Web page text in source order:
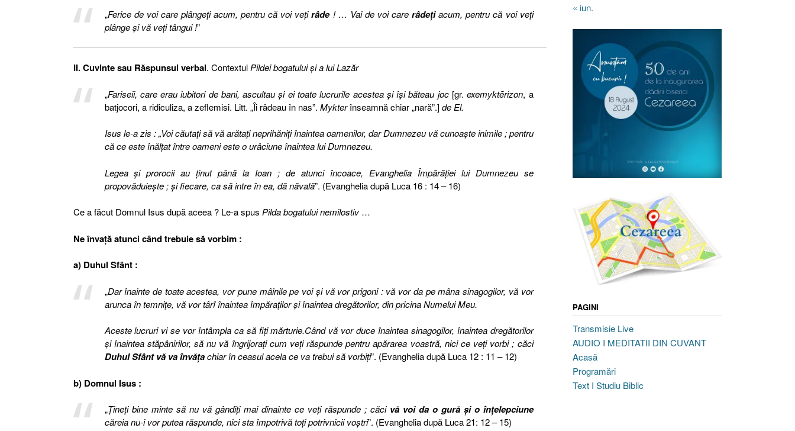
„Ferice de voi care plângeţi acum, pentru că voi veţirâde! … Vai de voi carerâdeţiacum, pentru că voi veţi
plânge şi vă veţi tângui !”
II. Cuvinte sau Răspunsul verbal. Contextul Pildei bogatului şi a lui Lazăr
„Fariseii, care erau iubitori de bani, ascultau şi ei toate lucrurile acestea şi îşi băteau joc[gr.exemyktērizon, a
batjocori, a ridiculiza, a zeflemisi. Litt. „Îi râdeau în nas”. Mykterînseamnă chiar „nară”.]de El.
Isus le-a zis : „Voi căutaţi să vă arătaţi neprihăniţi înaintea oamenilor, dar Dumnezeu vă cunoaşte inimile ; pentru
că ce este înălţat între oameni este o urâciune înaintea lui Dumnezeu.
Legea şi prorocii au ţinut până la Ioan ; de atunci încoace, Evanghelia Împărăţiei lui Dumnezeu se
propovăduieşte ; şi fiecare, ca să intre în ea, dă năvală”. (Evanghelia după Luca 16 : 14 – 16)
Ce a făcut Domnul Isus după aceea ? Le-a spus Pilda bogatului nemilostiv …
Ne învaţă atunci când trebuie să vorbim :
a) Duhul Sfânt :
„Dar înainte de toate acestea, vor pune mâinile pe voi şi vă vor prigoni : vă vor da pe mâna sinagogilor, vă vor
arunca în temniţe, vă vor târî înaintea împăraţilor şi înaintea dregătorilor, din pricina Numelui Meu.
Aceste lucruri vi se vor întâmpla ca să fiţi mărturie.Când vă vor duce înaintea sinagogilor, înaintea dregătorilor
şi înaintea stăpânirilor, să nu vă îngrijoraţi cum veţi răspunde pentru apărarea voastră, nici ce veţi vorbi ; căci
Duhul Sfânt vă va învăţachiar în ceasul acela ce va trebui să vorbiţi”. (Evanghelia după Luca 12 : 11 – 12)
b) Domnul Isus :
„Ţineţi bine minte să nu vă gândiţi mai dinainte ce veţi răspunde ; căci vă voi da o gură şi o înţelepciune
căreia nu-i vor putea răspunde, nici sta împotrivă toţi potrivnicii voştri”. (Evanghelia după Luca 21: 12 – 15)
« iun.
PAGINI
Transmisie Live
AUDIO I MEDITATII DIN CUVANT
Acasă
Programări
Text I Studiu Biblic